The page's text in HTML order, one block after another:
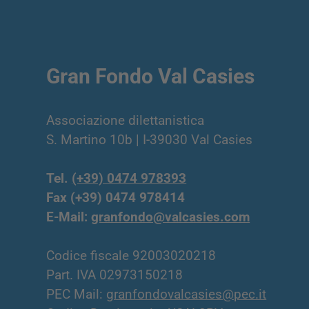
Gran Fondo Val Casies
Associazione dilettanistica
S. Martino 10b | I-39030 Val Casies
Tel. (+39) 0474 978393
Fax (+39) 0474 978414
E-Mail:granfondo@valcasies.com
Codice fiscale 92003020218
Part. IVA 02973150218
PEC Mail: granfondovalcasies@pec.it